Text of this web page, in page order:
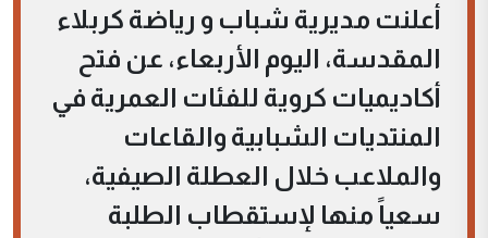
أعلنت مديرية شباب و رياضة كربلاء
المقدسة، اليوم الأربعاء، عن فتح
أكاديميات كروية للفئات العمرية في
المنتديات الشبابية والقاعات
والملاعب خلال العطلة الصيفية،
سعياً منها لإستقطاب الطلبة